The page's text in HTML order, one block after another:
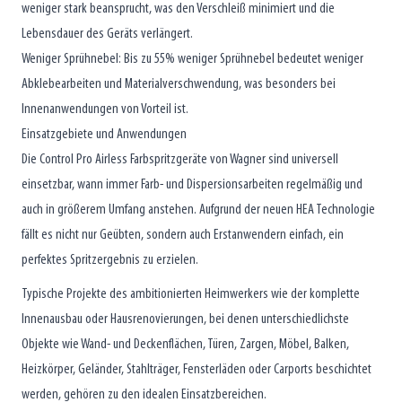
weniger stark beansprucht, was den Verschleiß minimiert und die
Lebensdauer des Geräts verlängert.
Weniger Sprühnebel: Bis zu 55% weniger Sprühnebel bedeutet weniger
Abklebearbeiten und Materialverschwendung, was besonders bei
Innenanwendungen von Vorteil ist.
Einsatzgebiete und Anwendungen
Die Control Pro Airless Farbspritzgeräte von Wagner sind universell
einsetzbar, wann immer Farb- und Dispersionsarbeiten regelmäßig und
auch in größerem Umfang anstehen. Aufgrund der neuen HEA Technologie
fällt es nicht nur Geübten, sondern auch Erstanwendern einfach, ein
perfektes Spritzergebnis zu erzielen.
Typische Projekte des ambitionierten Heimwerkers wie der komplette
Innenausbau oder Hausrenovierungen, bei denen unterschiedlichste
Objekte wie Wand- und Deckenflächen, Türen, Zargen, Möbel, Balken,
Heizkörper, Geländer, Stahlträger, Fensterläden oder Carports beschichtet
werden, gehören zu den idealen Einsatzbereichen.